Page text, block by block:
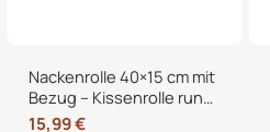
Nackenrolle 40×15 cm mit
Bezug – Kissenrolle rund,
weich, Dekokissen Rolle
15,99€